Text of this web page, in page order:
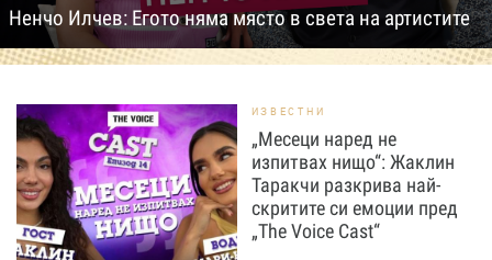
Ненчо Илчев: Егото няма място в света на артистите
ИЗВЕСТНИ
„Месеци наред не
изпитвах нищо“: Жаклин
Таракчи разкрива най-
скритите си емоции пред
„The Voice Cast“